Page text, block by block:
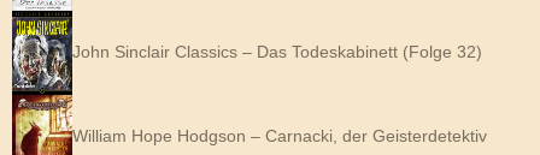
John Sinclair Classics – Das Todeskabinett (Folge 32)
William Hope Hodgson – Carnacki, der Geisterdetektiv